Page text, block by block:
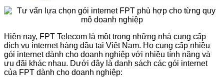
Hiện nay, FPT Telecom là một trong những nhà cung cấp
dịch vụ internet hàng đầu tại Việt Nam. Họ cung cấp nhiều
gói internet dành cho doanh nghiệp với nhiều tính năng và
ưu đãi khác nhau. Dưới đây là danh sách các gói internet
của FPT dành cho doanh nghiệp: